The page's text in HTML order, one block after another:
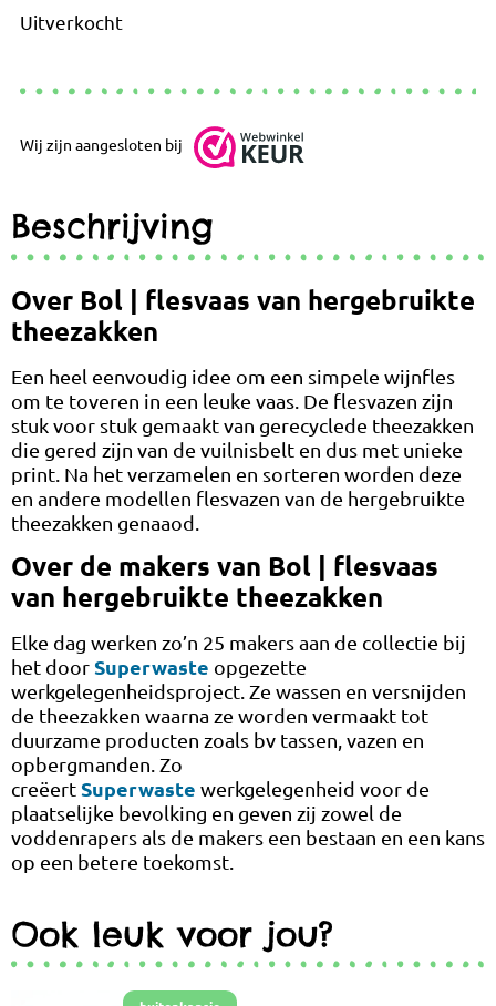
Uitverkocht
Wij zijn aangesloten bij
Beschrijving
Over Bol | flesvaas van hergebruikte
theezakken
Een heel eenvoudig idee om een simpele wijnfles
om te toveren in een leuke vaas. De flesvazen zijn
stuk voor stuk gemaakt van gerecyclede theezakken
die gered zijn van de vuilnisbelt en dus met unieke
print. Na het verzamelen en sorteren worden deze
en andere modellen flesvazen van de hergebruikte
theezakken genaaod.
Over de makers van Bol | flesvaas
van hergebruikte theezakken
Elke dag werken zo’n 25 makers aan de collectie bij
het doorSuperwaste opgezette
werkgelegenheidsproject. Ze wassen en versnijden
de theezakken waarna ze worden vermaakt tot
duurzame producten zoals bv tassen, vazen en
opbergmanden. Zo
creëertSuperwaste werkgelegenheid voor de
plaatselijke bevolking en geven zij zowel de
voddenrapers als de makers een bestaan en een kans
op een betere toekomst.
Ook leuk voor jou?